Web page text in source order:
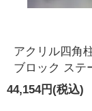
アクリル四角
ブロック ステ
44,154円(税込)